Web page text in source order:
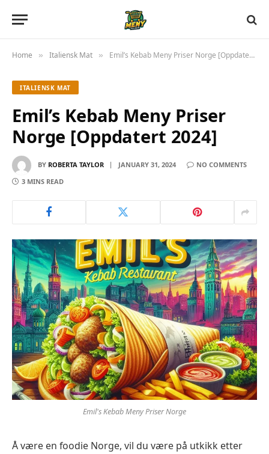
Home » Italiensk Mat » Emil’s Kebab Meny Priser Norge [Oppdatert 2024]
ITALIENSK MAT
Emil’s Kebab Meny Priser
Norge [Oppdatert 2024]
BY ROBERTA TAYLOR JANUARY 31, 2024
NO COMMENTS
3 MINS READ
Emil's Kebab Meny Priser Norge
Å være en foodie Norge, vil du være på utkikk etter